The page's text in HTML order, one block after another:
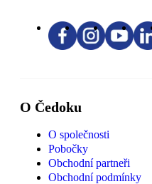
O Čedoku
O společnosti
Pobočky
Obchodní partneři
Obchodní podmínky